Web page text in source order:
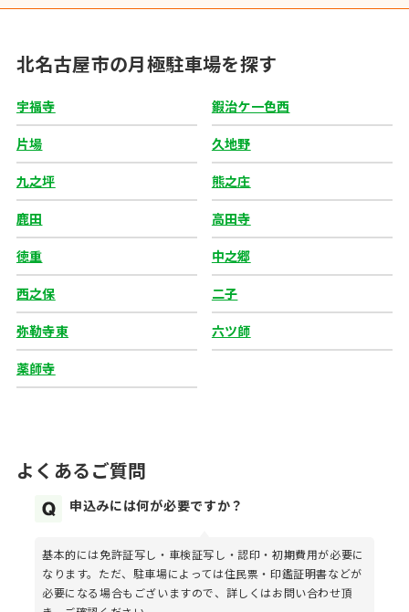
北名古屋市の月極駐車場を探す
宇福寺 鍜治ケ一色西
片場 久地野
九之坪 熊之庄
鹿田 高田寺
徳重 中之郷
西之保 二子
弥勒寺東 六ツ師
薬師寺
よくあるご質問
申込みには何が必要ですか？
基本的には免許証写し・車検証写し・認印・初期費用が必要に
なります。ただ、駐車場によっては住民票・印鑑証明書などが
必要になる場合もございますので、詳しくはお問い合わせ頂